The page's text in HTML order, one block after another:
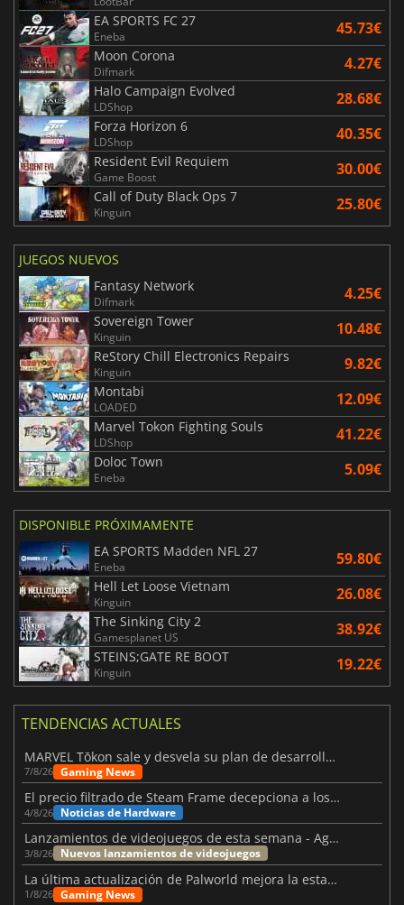
EA SPORTS FC 27
Eneba 45.73€
Moon Corona
Difmark 4.27€
Halo Campaign Evolved
LDShop 28.68€
Forza Horizon 6
LDShop 40.35€
Resident Evil Requiem
Game Boost 30.00€
Call of Duty Black Ops 7
Kinguin 25.80€
JUEGOS NUEVOS
Fantasy Network
Difmark 4.25€
Sovereign Tower
Kinguin 10.48€
ReStory Chill Electronics Repairs
Kinguin 9.82€
Montabi
LOADED 12.09€
Marvel Tokon Fighting Souls
LDShop 41.22€
Doloc Town
Eneba 5.09€
DISPONIBLE PRÓXIMAMENTE
EA SPORTS Madden NFL 27
Eneba 59.80€
Hell Let Loose Vietnam
Kinguin 26.08€
The Sinking City 2
Gamesplanet US 38.92€
STEINS;GATE RE BOOT
Kinguin 19.22€
TENDENCIAS ACTUALES
MARVEL Tōkon sale y desvela su plan de desarrollo para el primer año
7/8/26 Gaming News
El precio filtrado de Steam Frame decepciona a los usuarios
4/8/26 Noticias de Hardware
Lanzamientos de videojuegos de esta semana - Agosto de 2026 (semana 32)
3/8/26 Nuevos lanzamientos de videojuegos
La última actualización de Palworld mejora la estabilidad
1/8/26 Gaming News